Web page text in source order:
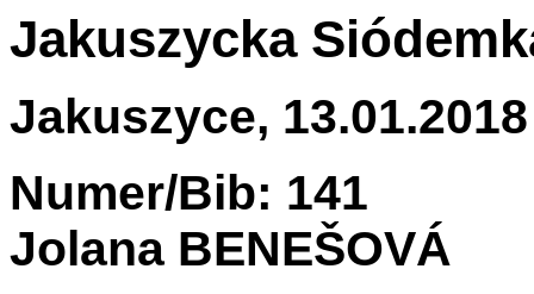
Jakuszycka
Jakuszyce,
Numer/Bib: 141
Jolana BENEŠOVÁ